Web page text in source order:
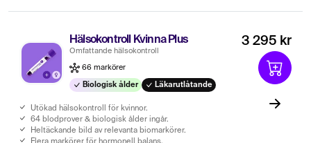
Hälsokontroll Kvinna Plus
Omfattande hälsokontroll
66 markörer
Biologisk ålder Läkarutlåtande
Utökad hälsokontroll för kvinnor.
64 blodprover & biologisk ålder ingår.
Heltäckande bild av relevanta biomarkörer.
3 295 kr